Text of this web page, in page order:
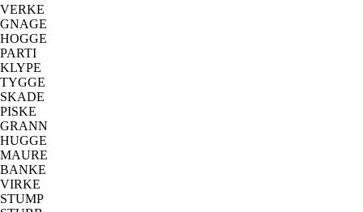
VERKE
GNAGE
HOGGE
PARTI
KLYPE
TYGGE
SKADE
PISKE
GRANN
HUGGE
MAURE
BANKE
VIRKE
STUMP